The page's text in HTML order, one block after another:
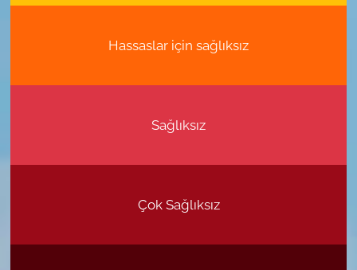
Hassaslar için sağlıksız
Sağlıksız
Çok Sağlıksız